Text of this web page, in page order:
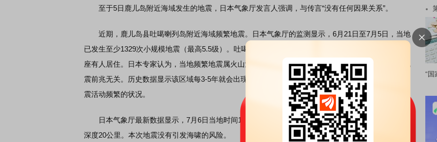
至于5日鹿儿岛附近海域发生的地震，日本气象厅发言人强调，与传言“没有任何因果关系”。
近期，鹿儿岛县吐噶喇列岛附近海域频繁地震。日本气象厅的监测显示，6月21日至7月5日，当地
已发生至少1329次小规模地震（最高5.5级）。吐噶喇列岛位于鹿儿岛县南部，由12座岛组成，其中7
座有人居住。日本专家认为，当地频繁地震属火山活动引发的“震群型地震”，能量释放均匀，与特大地
震前兆无关。历史数据显示该区域每3-5年就会出现类似活动。2021年12月和2023年9月也曾出现过地
震活动频繁的状况。
日本气象厅最新数据显示，7月6日当地时间14时01分发生4.8级地震，最大震感为震度5级，震源
深度20公里。本次地震没有引发海啸的风险。
“国